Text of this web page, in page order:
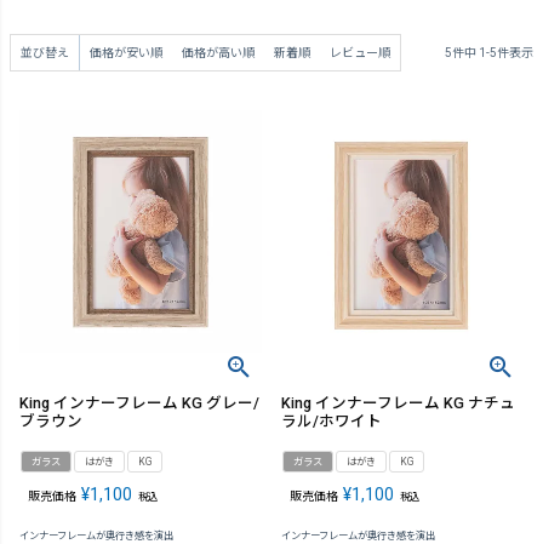
並び替え 価格が安い順 価格が高い順 新着順 レビュー順 5件中 1 -5件表示
King インナーフレーム KG グレー/
ブラウン
ガラス はがき KG
販売価格 ¥1,100 税込
インナーフレームが奥行き感を演出
King インナーフレーム KG ナチュ
ラル/ホワイト
ガラス はがき KG
販売価格 ¥1,100 税込
インナーフレームが奥行き感を演出